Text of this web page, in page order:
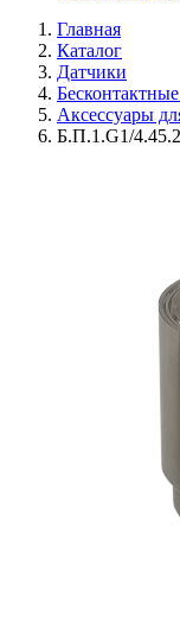
Главная
Каталог
Датчики
Аксессуары
Б.П.1.G1/4.45.2